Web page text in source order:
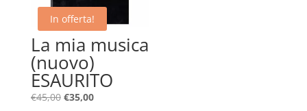
In offerta!
La mia musica
(nuovo)
ESAURITO
€45,00 Il
€35,00Il